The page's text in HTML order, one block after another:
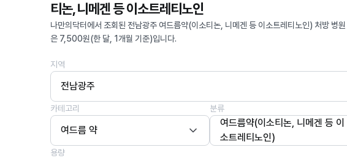
티논, 니메겐 등 이소트레티노인
나만의닥터에서 조회된 전남광주 여드름약(이소티논, 니메겐 등 이소트레티노인) 처방 병
은 7,500원(한 달, 1개월 기준)입니다.
지역
전남광주
카테고리
여드름 약
분류
여드름약(이소티논, 니메겐 등 이
소트레티노인)
용량